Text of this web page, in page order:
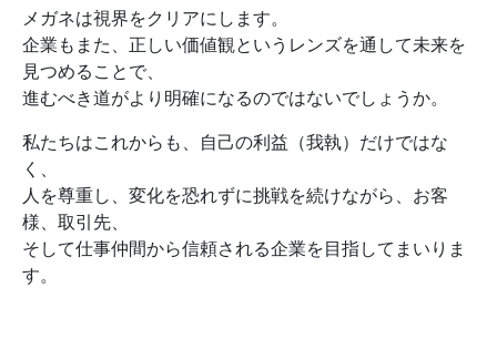
メガネは視界をクリアにします。
企業もまた、正しい価値観というレンズを通して未来を
見つめることで、
進むべき道がより明確になるのではないでしょうか。
私たちはこれからも、自己の利益（我執）だけではな
く、
人を尊重し、変化を恐れずに挑戦を続けながら、お客
様、取引先、
そして仕事仲間から信頼される企業を目指してまいりま
す。